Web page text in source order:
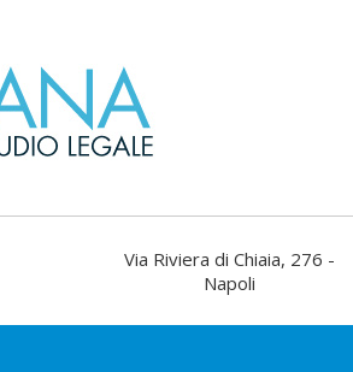
Via Riviera di Chiaia, 276 -
Napoli